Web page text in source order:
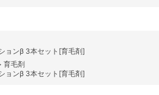
ョンβ 3本セット[育毛剤]
育毛剤
ョンβ 3本セット[育毛剤]